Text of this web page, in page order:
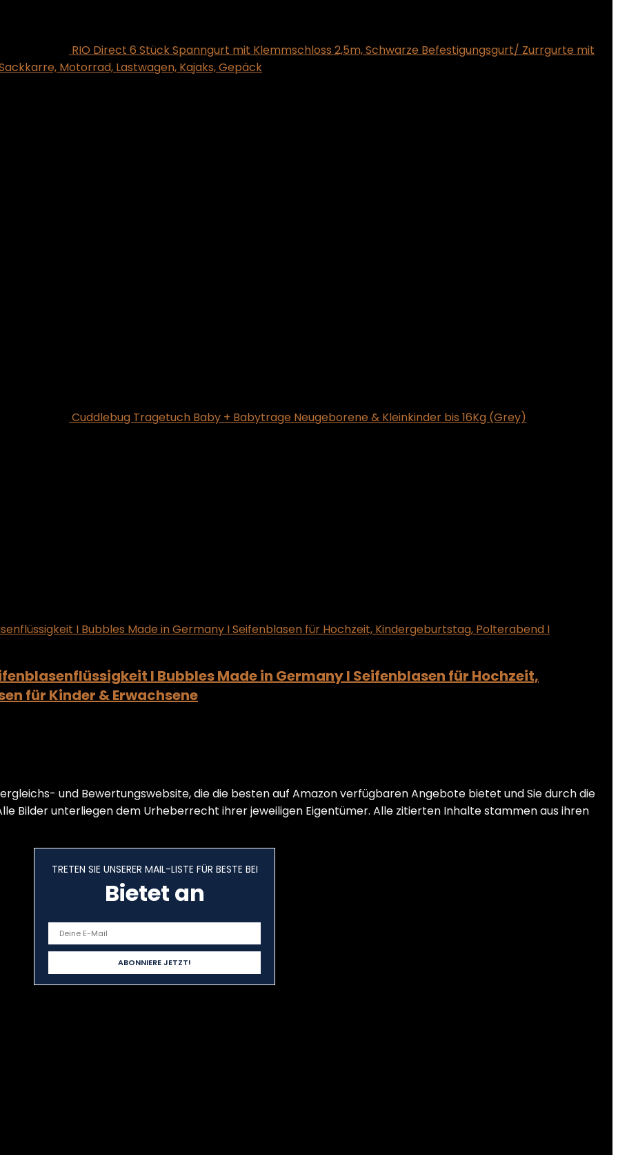
RIO Direct 6 Stück Spanngurt mit Klemmschloss 2,5m, Schwarze Befestigungsgurt/ Zurrgurte mit
Motorrad, Lastwagen, Kajaks, Gepäck
Cuddlebug Tragetuch Baby + Babytrage Neugeborene & Kleinkinder bis 16Kg (Grey)
I Bubbles Made in Germany I Seifenblasen für Hochzeit,
für Kinder & Erwachsene
und Bewertungswebsite, die die besten auf Amazon verfügbaren Angebote bietet und Sie durch die
Bilder unterliegen dem Urheberrecht ihrer jeweiligen Eigentümer. Alle zitierten Inhalte stammen aus ihren
TRETEN SIE UNSERER MAIL-LISTE FÜR BESTE BEI
Bietet an